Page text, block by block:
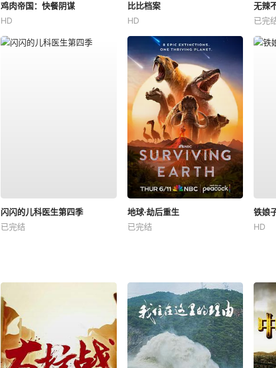
鸡肉帝国：快餐阴谋
HD
比比档案
HD
无辣
已完
闪闪的儿科医生第四季
已完结
地球·劫后重生
已完结
铁娘
HD